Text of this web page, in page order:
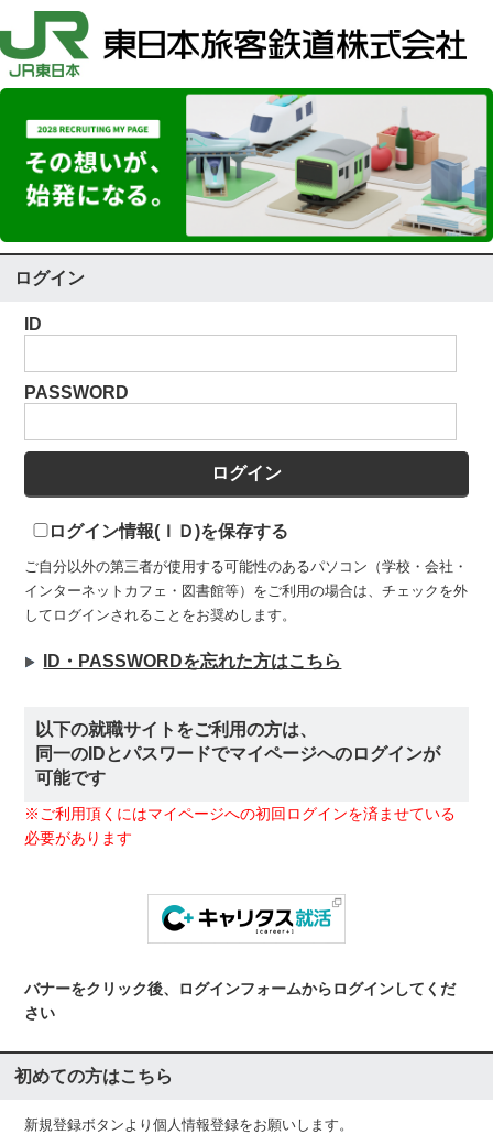
ログイン
ID
PASSWORD
ログイン情報(ＩＤ)を保存する
ご自分以外の第三者が使用する可能性のあるパソコン（学校・会社・
インターネットカフェ・図書館等）をご利用の場合は、チェックを外
してログインされることをお奨めします。
ID・PASSWORDを忘れた方はこちら
以下の就職サイトをご利用の方は、
同一のIDとパスワードでマイページへのログインが
可能です
※ご利用頂くにはマイページへの初回ログインを済ませている
必要があります
バナーをクリック後、ログインフォームからログインしてくだ
さい
初めての方はこちら
新規登録ボタンより個人情報登録をお願いします。